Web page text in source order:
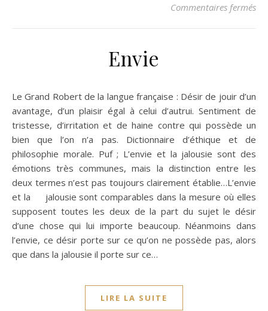
Commentaires fermés
Envie
Le Grand Robert de la langue française : Désir de jouir d’un
avantage, d’un plaisir égal à celui d’autrui. Sentiment de
tristesse, d’irritation et de haine contre qui possède un
bien que l’on n’a pas. Dictionnaire d’éthique et de
philosophie morale. Puf ; L’envie et la jalousie sont des
émotions très communes, mais la distinction entre les
deux termes n’est pas toujours clairement établie…L’envie
et la jalousie sont comparables dans la mesure où elles
supposent toutes les deux de la part du sujet le désir
d’une chose qui lui importe beaucoup. Néanmoins dans
l’envie, ce désir porte sur ce qu’on ne possède pas, alors
que dans la jalousie il porte sur ce…
LIRE LA SUITE